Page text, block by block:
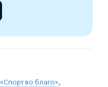
во благо»,